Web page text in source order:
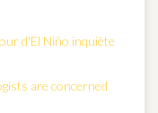
d'El Niño inquiète
are concerned